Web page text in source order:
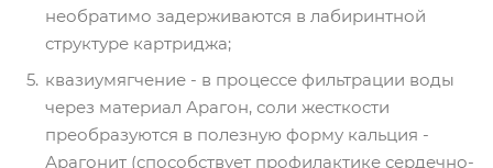
необратимо задерживаются в лабиринтной
структуре картриджа;
квазиумягчение - в процессе фильтрации воды
через материал Арагон, соли жесткости
преобразуются в полезную форму кальция -
Арагонит (способствует профилактике сердечно-